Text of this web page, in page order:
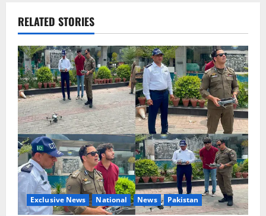
v
i
g
a
t
i
o
n
RELATED STORIES
Exclusive News National News Pakistan